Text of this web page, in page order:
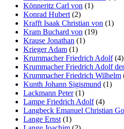
Könneritz Carl von (1)
Konrad Hubert (2)
Krafft Isaak Christian von (1)
Kram Buchard von (19)
Krause Jonathan (1)
Krieger Adam (1)
Krummacher Friedrich Adolf(4)
Krummacher Friedrich Adolf
Krummacher Friedrich Wilhelm
Kunth Johann Sigismund (1)
Lackmann Peter(1)
Lampe Friedrich Adolf(4)
Langbeck Emanuel Christian
Lange Ernst (1)